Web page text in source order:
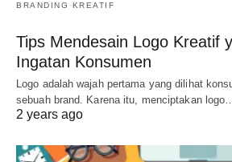
BRANDING KREATIF
Tips Mendesain Logo Kreatif
Ingatan Konsumen
Logo adalah wajah pertama yang dilihat
sebuah brand. Karena itu, menciptakan
2 years ago